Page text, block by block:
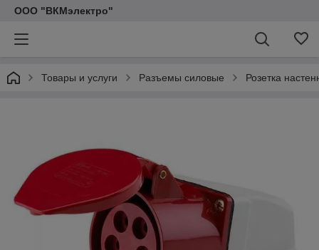
ООО "ВКМэлектро"
Товары и услуги Разъемы силовые Розетка